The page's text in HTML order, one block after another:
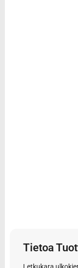
Tietoa
Letkukara